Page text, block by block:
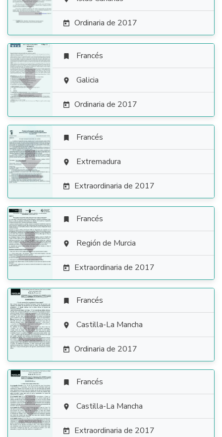
 Ordinaria de 2017

 Francés
 Galicia
 Ordinaria de 2017

 Francés
 Extremadura
 Extraordinaria de 2017

 Francés
 Región de Murcia
 Extraordinaria de 2017

 Francés
 Castilla-La Mancha
 Ordinaria de 2017

 Francés
 Castilla-La Mancha
 Extraordinaria de 2017